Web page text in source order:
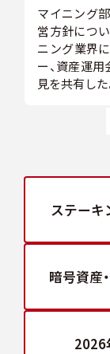
マイニング
営方針につ
ニング業界
ー、資産運
見を共有した。
ステーキ
暗号資産
2026